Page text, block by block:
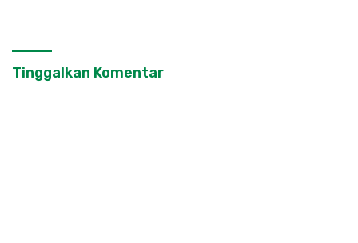
Tinggalkan Komentar